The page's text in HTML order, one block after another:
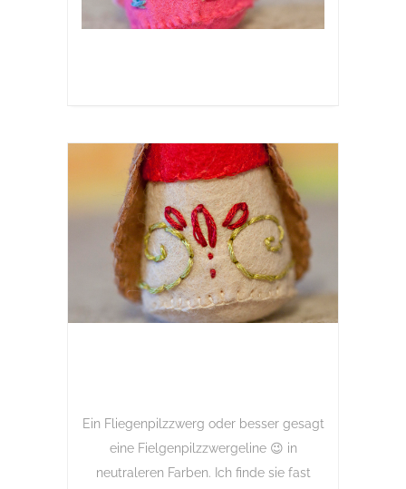
Ein Fliegenpilzzwerg oder besser gesagt
eine Fielgenpilzzwergeline 😉 in
neutraleren Farben. Ich finde sie fast